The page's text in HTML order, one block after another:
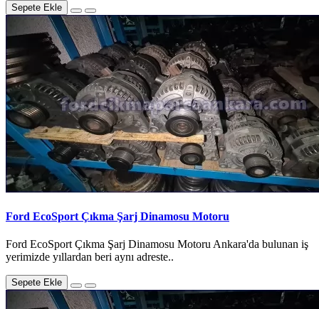
Sepete Ekle
Ford EcoSport Çıkma Şarj Dinamosu Motoru
Ford EcoSport Çıkma Şarj Dinamosu Motoru Ankara'da bulunan iş
yerimizde yıllardan beri aynı adreste..
Sepete Ekle